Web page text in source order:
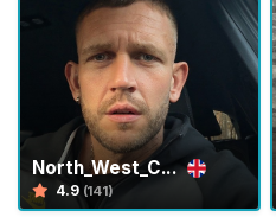
North_West_C...
4.9 (141)
F
e